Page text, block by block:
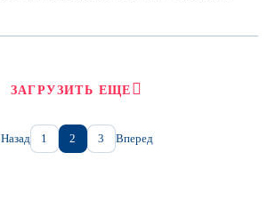
ЗАГРУЗИТЬ ЕЩЕ
Назад 1 2 3 Вперед